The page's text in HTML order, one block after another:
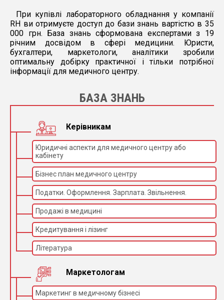
Вага
55 кг
При купівлі лабораторного обладнання у компанії
RH ви отримуєте доступ до бази знань вартістю в 35
000 грн. База знань сформована експертами з 19
річним досвідом в сфері медицини. Юристи,
бухгалтери, маркетологи, аналітики зробили
оптимальну добірку практичної і тільки потрібної
інформації для медичного центру.
БАЗА ЗНАНЬ
Керівникам
Юридичні аспекти для медичного центру або
кабінету
Бізнес план медичного центру
Податки. Оформлення. Зарплата. Звільнення.
Продажі в медицині
Кредитування і лізинг
Література
Маркетологам
Маркетинг в медичному бізнесі